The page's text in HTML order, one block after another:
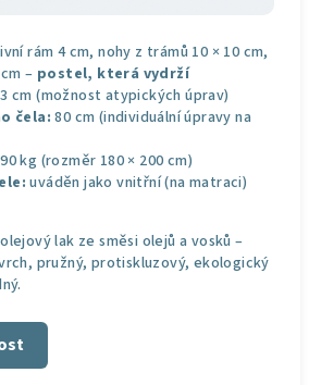
rám 4 cm, nohy z trámů 10 × 10 cm,
– postel, která vydrží
cm (možnost atypických úprav)
čela: 80 cm (individuální úpravy na
kg (rozměr 180 × 200 cm)
uváděn jako vnitřní (na matraci)
lak ze směsi olejů a vosků –
pružný, protiskluzový, ekologický